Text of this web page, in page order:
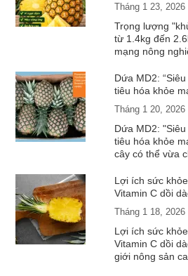
Tháng 1 23, 2026
Trọng lượng
từ 1.4kg đến
mạng nông
Dứa MD2:
tiêu hóa khỏe
Tháng 1 20, 2026
Dứa MD2:
tiêu hóa khỏe
cây có thể vừa
Lợi ích sức
Vitamin C dồi
Tháng 1 18, 2026
Lợi ích sức
Vitamin C dồi
giới nông sản